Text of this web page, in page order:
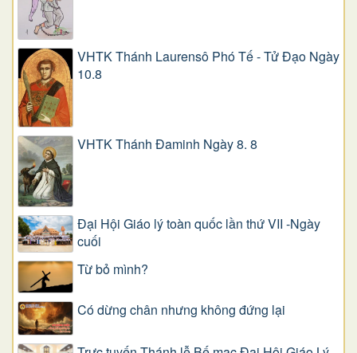
VHTK Thánh Laurensô Phó Tế - Tử Đạo Ngày
10.8
VHTK Thánh Đaminh Ngày 8. 8
Đại Hội Giáo lý toàn quốc lần thứ VII -Ngày
cuối
Từ bỏ mình?
Có dừng chân nhưng không đứng lại